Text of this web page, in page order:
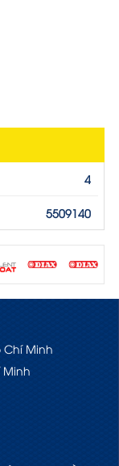
4
5509140
Chí Minh
Minh